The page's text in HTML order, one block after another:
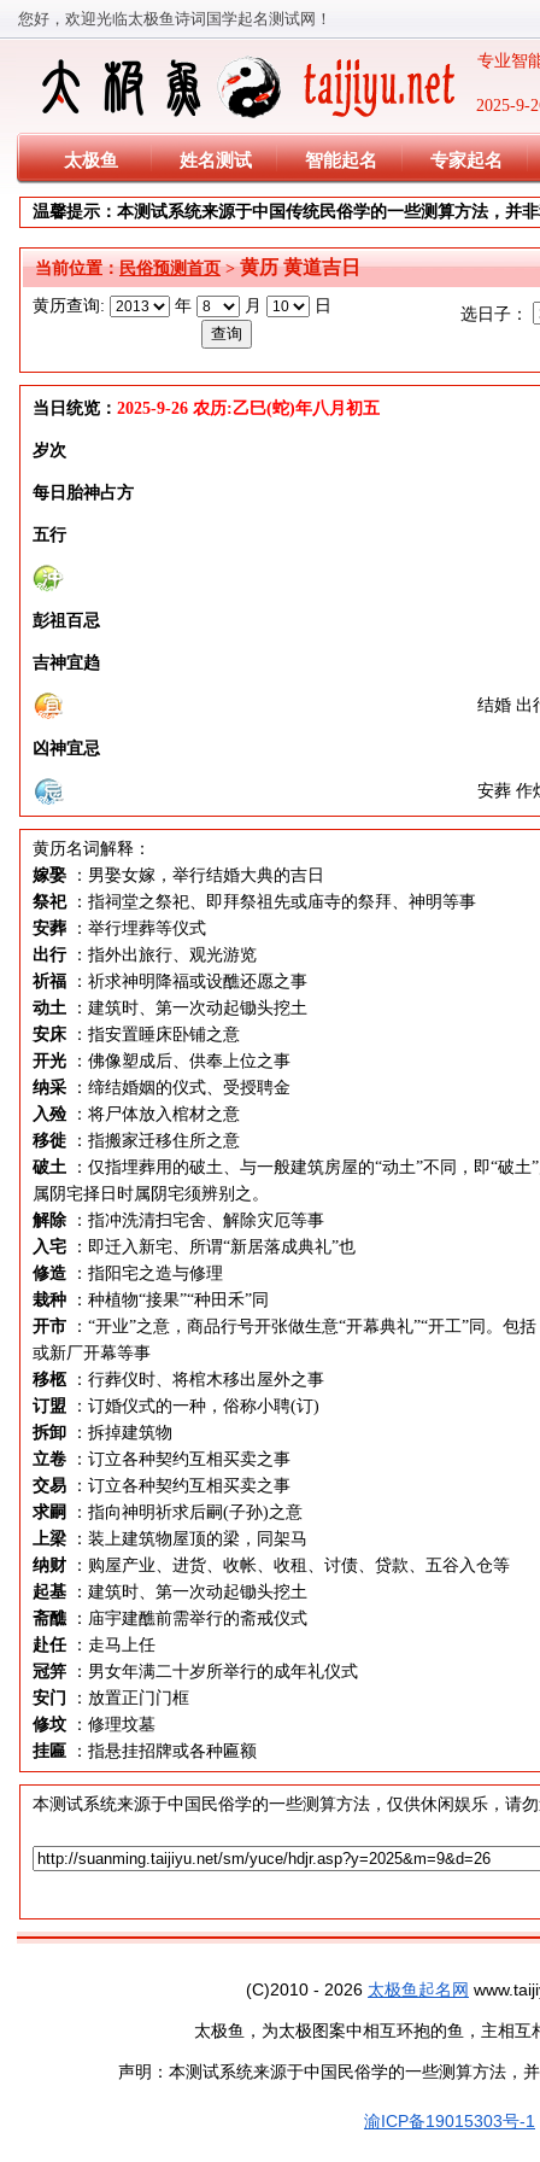
您好，欢迎光临太极鱼诗词国学起名测试网！
2025-9-
专业智
太极鱼 姓名测试 智能起名 专家起名
温馨提示：本测试系统来源于中国传统民俗学的一些测算方法，并
当前位置：民俗预测首页>黄历 黄道吉日
黄历查询: 年 月 日 选日子：
当日统览： 2025-9-26 农历:乙巳(蛇)年八月初五
岁次
每日胎神占方
五行
彭祖百忌
吉神宜趋
结婚 出
凶神宜忌
安葬 作
黄历名词解释：
嫁娶
：男娶女嫁，举行结婚大典的吉日
祭祀 ：指祠堂之祭祀、即拜祭祖先或庙寺的祭拜、神明等事
安葬
：举行埋葬等仪式
出行 ：指外出旅行、观光游览
祈福
：祈求神明降福或设醮还愿之事
动土
：建筑时、第一次动起锄头挖土
安床
：指安置睡床卧铺之意
开光
：佛像塑成后、供奉上位之事
纳采
：缔结婚姻的仪式、受授聘金
入殓
：将尸体放入棺材之意
移徙
：指搬家迁移住所之意
破土
：仅指埋葬用的破土、与一般建筑房屋的“动土”不同，即“破
属阴宅择日时属阴宅须辨别之。
解除
：指冲洗清扫宅舍、解除灾厄等事
入宅
：即迁入新宅、所谓“新居落成典礼”也
修造
：指阳宅之造与修理
栽种
：种植物“接果”“种田禾”同
开市
：“开业”之意，商品行号开张做生意“开幕典礼”“开工”同。
或新厂开幕等事
移柩
：行葬仪时、将棺木移出屋外之事
订盟
：订婚仪式的一种，俗称小聘(订)
拆卸
：拆掉建筑物
立卷
：订立各种契约互相买卖之事
交易
：订立各种契约互相买卖之事
求嗣
：指向神明祈求后嗣(子孙)之意
上梁
：装上建筑物屋顶的梁，同架马
纳财
：购屋产业、进货、收帐、收租、讨债、贷款、五谷入仓等
起基
：建筑时、第一次动起锄头挖土
斋醮 ：庙宇建醮前需举行的斋戒仪式
赴任 ：走马上任
冠笄
：男女年满二十岁所举行的成年礼仪式
安门
：放置正门门框
修坟
：修理坟墓
挂匾
：指悬挂招牌或各种匾额
本测试系统来源于中国民俗学的一些测算方法，仅供休闲娱乐，请
(C)2010 - 2026 太极鱼起名网
太极鱼，为太极图案中相互环抱的鱼，主相
声明：本测试系统来源于中国民俗学的一些测算方法，
渝ICP备19015303号-1